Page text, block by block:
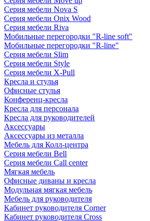
Серия мебели Nova S
Серия мебели Onix Wood
Серия мебели Riva
Мобильные перегородки "R-line soft"
Мобильные перегородки "R-line"
Серия мебели Slim
Серия мебели Style
Серия мебели X-Pull
Кресла и стулья
Офисные стулья
Конференц-кресла
Кресла для персонала
Кресла для руководителей
Аксессуары
Аксессуары из металла
Мебель для Колл-центра
Серия мебели Bell
Серия мебели Call center
Мягкая мебель
Офисные диваны и кресла
Модульная мягкая мебель
Мебель для руководителя
Кабинет руководителя Corner
Кабинет руководителя Cross